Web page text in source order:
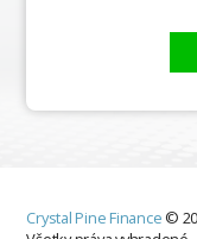
Crystal Pine Finance ©